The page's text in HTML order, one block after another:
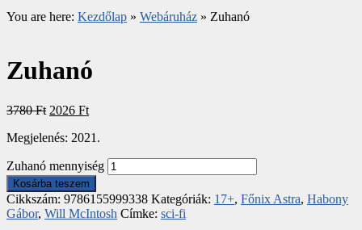
You are here: Kezdőlap » Webáruház » Zuhanó
Zuhanó
3780Ft 2026 Ft
Megjelenés: 2021.
Zuhanó mennyiség
Kosárba teszem
Cikkszám: 9786155999338 Kategóriák: 17+, Főnix Astra, Habony
Gábor, Will McIntosh Címke: sci-fi